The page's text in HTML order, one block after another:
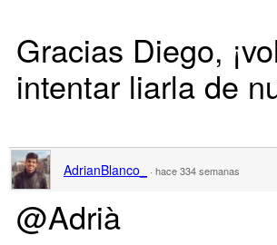
Gracias Diego,
intentar liarla de
AdrianBlanco_ · hace 334 semanas
@Adrià